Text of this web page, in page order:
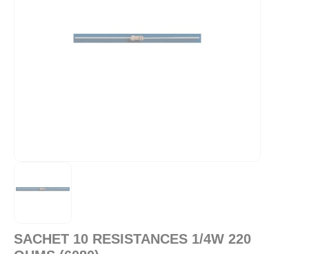
SACHET 10 RESISTANCES 1/4W 220